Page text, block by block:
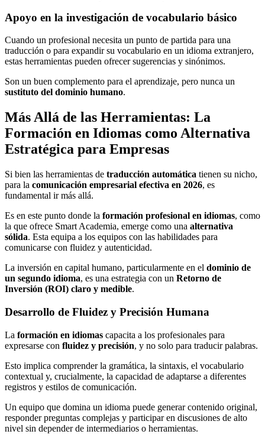
Apoyo en la investigación de vocabulario básico
Cuando un profesional necesita un punto de partida para una
traducción o para expandir su vocabulario en un idioma extranjero,
estas herramientas pueden ofrecer sugerencias y sinónimos.
Son un buen complemento para el aprendizaje, pero nunca un
sustituto del dominio humano.
Más Allá de las Herramientas: La
Formación en Idiomas como Alternativa
Estratégica para Empresas
Si bien las herramientas de traducción automática tienen su nicho,
para la comunicación empresarial efectiva en 2026, es
fundamental ir más allá.
Es en este punto donde la formación profesional en idiomas, como
la que ofrece Smart Academia, emerge como una alternativa
sólida. Esta equipa a los equipos con las habilidades para
comunicarse con fluidez y autenticidad.
La inversión en capital humano, particularmente en el dominio de
un segundo idioma, es una estrategia con un Retorno de
Inversión (ROI) claro y medible.
Desarrollo de Fluidez y Precisión Humana
La formación en idiomas capacita a los profesionales para
expresarse con fluidez y precisión, y no solo para traducir palabras.
Esto implica comprender la gramática, la sintaxis, el vocabulario
contextual y, crucialmente, la capacidad de adaptarse a diferentes
registros y estilos de comunicación.
Un equipo que domina un idioma puede generar contenido original,
responder preguntas complejas y participar en discusiones de alto
nivel sin depender de intermediarios o herramientas.